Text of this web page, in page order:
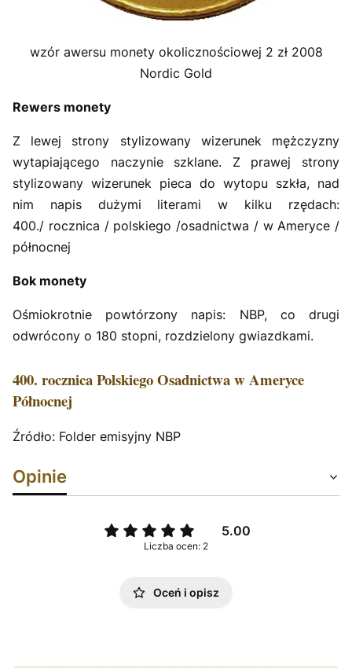
wzór awersu monety okolicznościowej 2 zł 2008
Nordic Gold
Rewers monety
Z lewej strony stylizowany wizerunek mężczyzny
wytapiającego naczynie szklane. Z prawej strony
stylizowany wizerunek pieca do wytopu szkła, nad
nim napis dużymi literami w kilku rzędach:
400./ rocznica / polskiego /osadnictwa / w Ameryce /
północnej
Bok monety
Ośmiokrotnie powtórzony napis: NBP, co drugi
odwrócony o 180 stopni, rozdzielony gwiazdkami.
400. rocznica Polskiego Osadnictwa w Ameryce
Północnej
Źródło: Folder emisyjny NBP
Opinie
5.00
Liczba ocen: 2
Oceń i opisz